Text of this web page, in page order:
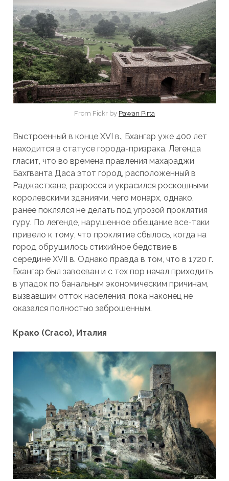
From Fickr by Pawan Pirta
Выстроенный в конце XVI в., Бхангар уже 400 лет
находится в статусе города-призрака. Легенда
гласит, что во времена правления махараджи
Бахгванта Даса этот город, расположенный в
Раджастхане, разросся и украсился роскошными
королевскими зданиями, чего монарх, однако,
ранее поклялся не делать под угрозой проклятия
гуру. По легенде, нарушенное обещание все-таки
привело к тому, что проклятие сбылось, когда на
город обрушилось стихийное бедствие в
середине XVII в. Однако правда в том, что в 1720 г.
Бхангар был завоеван и с тех пор начал приходить
в упадок по банальным экономическим причинам,
вызвавшим отток населения, пока наконец не
оказался полностью заброшенным.
Крако (Craco), Италия